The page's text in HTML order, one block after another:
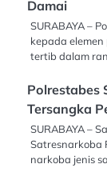
Damai
SURABAYA –
kepada
tertib dalam
Polrestabes
Tersangka
SURABAYA –
Satresnarkoba
narkoba jenis